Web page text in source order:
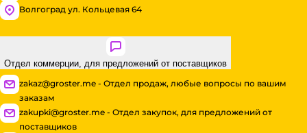
Волгоград ул. Кольцевая 64
Отдел коммерции, для предложений от поставщиков
zakaz@groster.me - Отдел продаж, любые вопросы по вашим
заказам
zakupki@groster.me - Отдел закупок, для предложений от
поставщиков